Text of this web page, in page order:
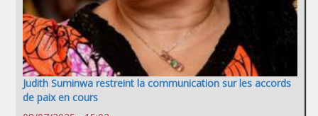
Judith Suminwa restreint la communication sur les accords
de paix en cours